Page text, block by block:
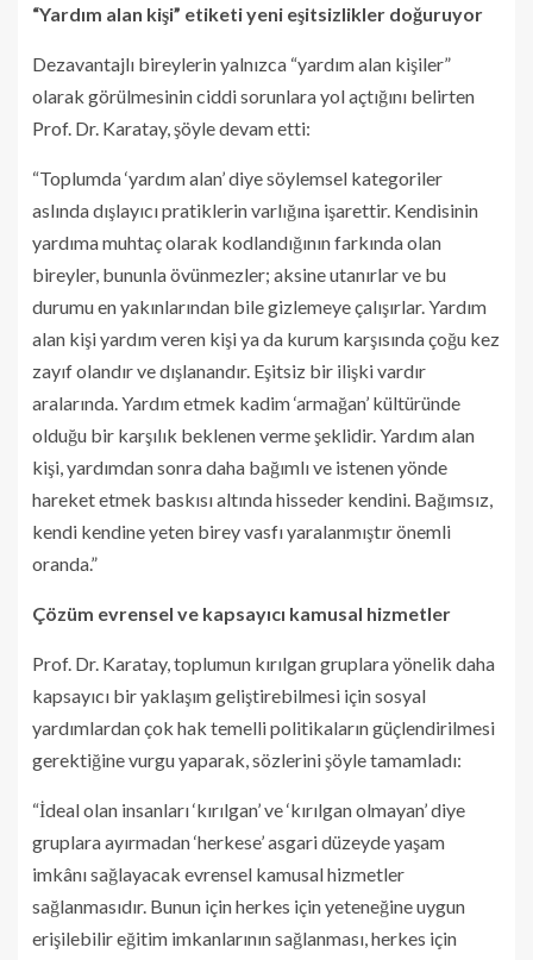
“Yardım alan kişi” etiketi yeni eşitsizlikler doğuruyor
Dezavantajlı bireylerin yalnızca “yardım alan kişiler”
olarak görülmesinin ciddi sorunlara yol açtığını belirten
Prof. Dr. Karatay, şöyle devam etti:
“Toplumda ‘yardım alan’ diye söylemsel kategoriler
aslında dışlayıcı pratiklerin varlığına işarettir. Kendisinin
yardıma muhtaç olarak kodlandığının farkında olan
bireyler, bununla övünmezler; aksine utanırlar ve bu
durumu en yakınlarından bile gizlemeye çalışırlar. Yardım
alan kişi yardım veren kişi ya da kurum karşısında çoğu kez
zayıf olandır ve dışlanandır. Eşitsiz bir ilişki vardır
aralarında. Yardım etmek kadim ‘armağan’ kültüründe
olduğu bir karşılık beklenen verme şeklidir. Yardım alan
kişi, yardımdan sonra daha bağımlı ve istenen yönde
hareket etmek baskısı altında hisseder kendini. Bağımsız,
kendi kendine yeten birey vasfı yaralanmıştır önemli
oranda.”
Çözüm evrensel ve kapsayıcı kamusal hizmetler
Prof. Dr. Karatay, toplumun kırılgan gruplara yönelik daha
kapsayıcı bir yaklaşım geliştirebilmesi için sosyal
yardımlardan çok hak temelli politikaların güçlendirilmesi
gerektiğine vurgu yaparak, sözlerini şöyle tamamladı:
“İdeal olan insanları ‘kırılgan’ ve ‘kırılgan olmayan’ diye
gruplara ayırmadan ‘herkese’ asgari düzeyde yaşam
imkânı sağlayacak evrensel kamusal hizmetler
sağlanmasıdır. Bunun için herkes için yeteneğine uygun
erişilebilir eğitim imkanlarının sağlanması, herkes için